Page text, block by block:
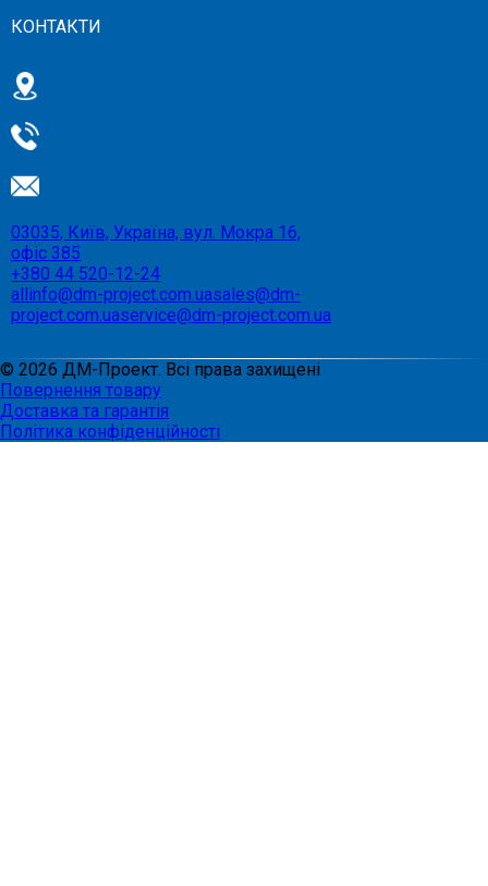
КОНТАКТИ
03035, Київ, Україна, вул. Мокра 16,
офіс 385
+380 44 520-12-24
allinfo@dm-project.com.uasales@dm-
project.com.uaservice@dm-project.com.ua
© 2026 ДМ-Проект. Всі права захищені
Повернення товару
Доставка та гарантія
Політика конфіденційності